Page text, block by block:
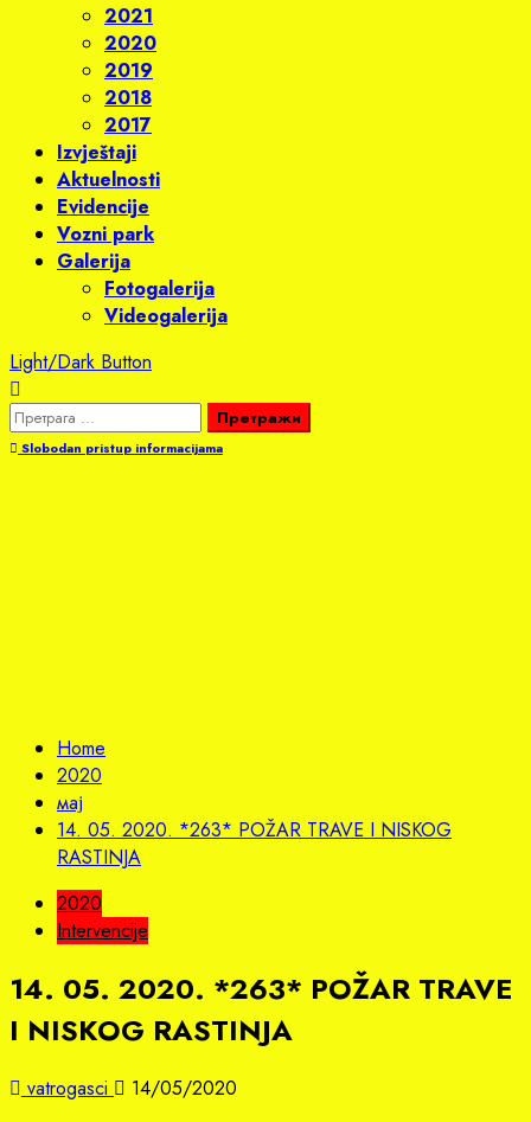
2021
2020
2019
2018
2017
Izvještaji
Aktuelnosti
Evidencije
Vozni park
Galerija
Fotogalerija
Videogalerija
Light/Dark Button
Претрага
за:Slobodan pristup informacijama
Home
2020
мај
14. 05. 2020. *263* POŽAR TRAVE I NISKOG
RASTINJA
2020
Intervencije
14. 05. 2020. *263* POŽAR TRAVE
I NISKOG RASTINJA
vatrogasci 14/05/2020